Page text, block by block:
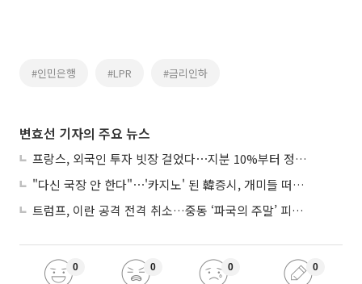
#인민은행 #LPR #금리인하
변효선 기자의 주요 뉴스
프랑스, 외국인 투자 빗장 걸었다⋯지분 10%부터 정부가 승인
"다신 국장 안 한다"⋯'카지노' 된 韓증시, 개미들 떠난다
트럼프, 이란 공격 전격 취소…중동 ‘파국의 주말’ 피했다
0 0 0 0